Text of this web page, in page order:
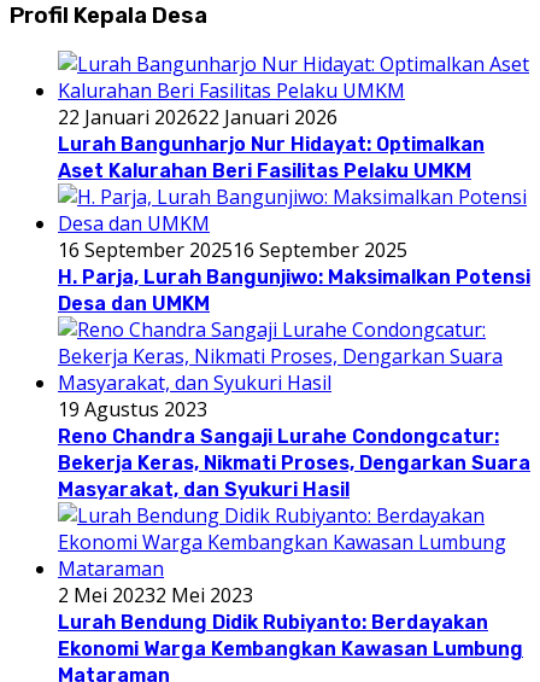
Profil Kepala Desa
22 Januari 202622 Januari 2026
Lurah Bangunharjo Nur Hidayat: Optimalkan
Aset Kalurahan Beri Fasilitas Pelaku UMKM
16 September 202516 September 2025
H. Parja, Lurah Bangunjiwo: Maksimalkan Potensi
Desa dan UMKM
19 Agustus 2023
Reno Chandra Sangaji Lurahe Condongcatur:
Bekerja Keras, Nikmati Proses, Dengarkan Suara
Masyarakat, dan Syukuri Hasil
2 Mei 20232 Mei 2023
Lurah Bendung Didik Rubiyanto: Berdayakan
Ekonomi Warga Kembangkan Kawasan Lumbung
Mataraman